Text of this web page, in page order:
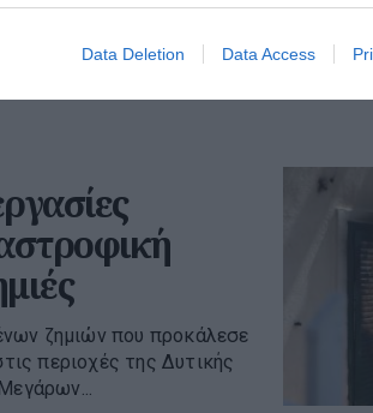
Data Deletion Data Access
ζημιών που προκάλεσε
περιοχές της Δυτικής